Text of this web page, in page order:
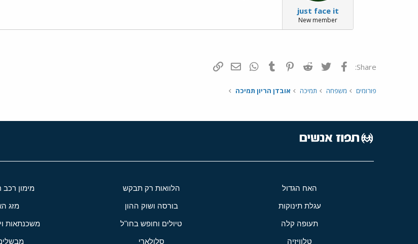
just face it
New member
Share: פייסבוק Twitter
Reddit
Pinterest
Tumblr
WhatsAppדואר אלקטרוני
פורומים משפחה תמיכה אובדן הריון תמיכה
האח הגדול הלוואות רק תבקש מימון
עגלת תינוקות בורסה ושוק ההון מזג
תעופה קלה טיולים וחופש בחו"ל משכנתאות
טלוויזיה סלולארי